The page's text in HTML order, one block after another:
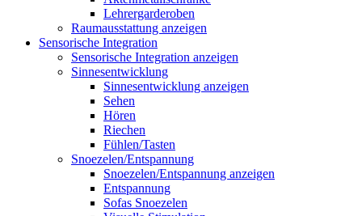
Lehrergarderoben
Raumausstattung anzeigen
Sensorische Integration
Sensorische Integration anzeigen
Sinnesentwicklung
Sinnesentwicklung anzeigen
Sehen
Hören
Riechen
Fühlen/Tasten
Snoezelen/Entspannung
Snoezelen/Entspannung anzeigen
Entspannung
Sofas Snoezelen